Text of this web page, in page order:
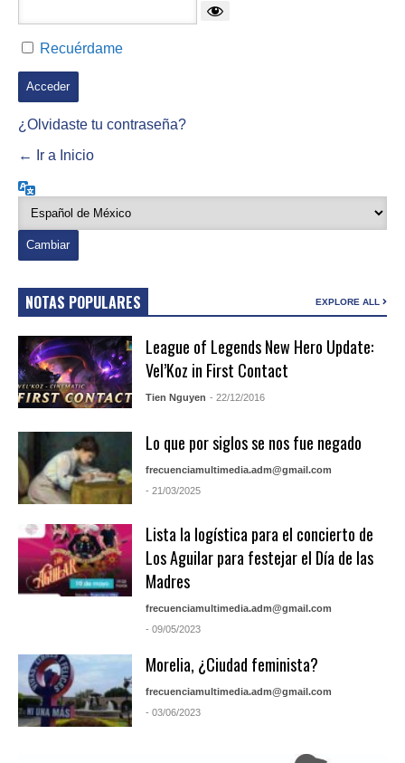
Recuérdame
¿Olvidaste tu contraseña?
← Ir a Inicio
NOTAS POPULARES EXPLORE ALL
League of Legends New Hero Update:
Vel’Koz in First Contact
Tien Nguyen - 22/12/2016
Lo que por siglos se nos fue negado
frecuenciamultimedia.adm@gmail.com
- 21/03/2025
Lista la logística para el concierto de
Los Aguilar para festejar el Día de las
Madres
frecuenciamultimedia.adm@gmail.com
- 09/05/2023
Morelia, ¿Ciudad feminista?
frecuenciamultimedia.adm@gmail.com
- 03/06/2023